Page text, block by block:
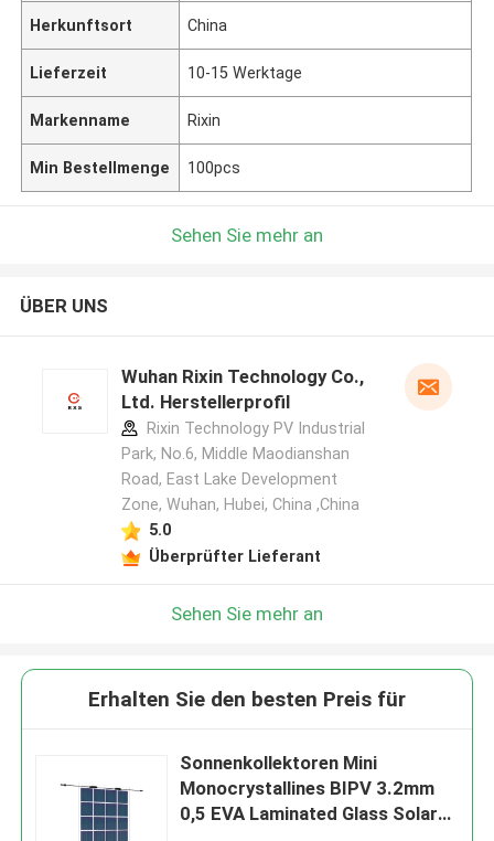
Herkunftsort China
Lieferzeit 10-15 Werktage
Markenname Rixin
Min Bestellmenge 100pcs
Sehen Sie mehr an
ÜBER UNS
Wuhan Rixin Technology Co.,
Ltd. Herstellerprofil
Rixin Technology PV Industrial
Park, No.6, Middle Maodianshan
Road, East Lake Development
Zone, Wuhan, Hubei, China ,China
5.0
Überprüfter Lieferant
Sehen Sie mehr an
Erhalten Sie den besten Preis für
Sonnenkollektoren Mini
Monocrystallines BIPV 3.2mm
0,5 EVA Laminated Glass Solar